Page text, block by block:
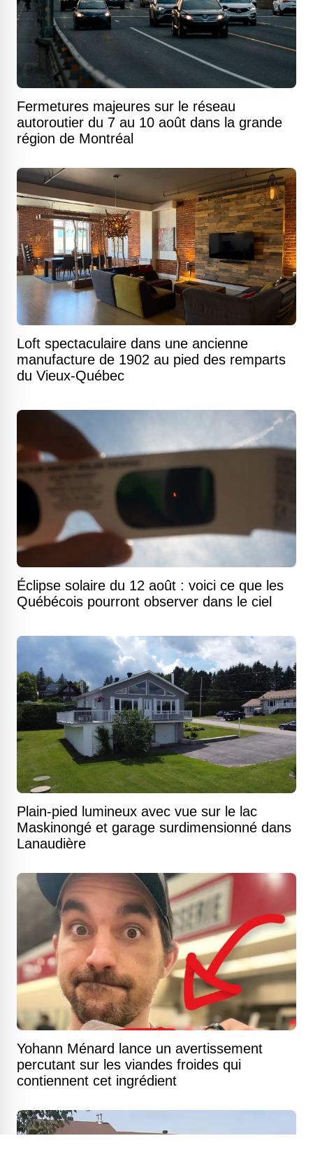
Fermetures majeures sur le réseau
autoroutier du 7 au 10 août dans la grande
région de Montréal
Loft spectaculaire dans une ancienne
manufacture de 1902 au pied des remparts
du Vieux-Québec
Éclipse solaire du 12 août : voici ce que les
Québécois pourront observer dans le ciel
Plain-pied lumineux avec vue sur le lac
Maskinongé et garage surdimensionné dans
Lanaudière
Yohann Ménard lance un avertissement
percutant sur les viandes froides qui
contiennent cet ingrédient